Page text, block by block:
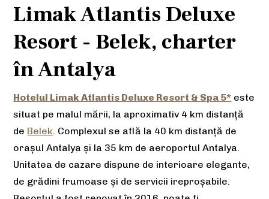
Limak Atlantis Deluxe
Resort - Belek, charter
în Antalya
Hotelul Limak Atlantis Deluxe Resort & Spa 5* este
situat pe malul mării, la aproximativ 4 km distanță
de Belek. Complexul se află la 40 km distanță de
orașul Antalya și la 35 km de aeroportul Antalya.
Unitatea de cazare dispune de interioare elegante,
de grădini frumoase și de servicii ireproșabile.